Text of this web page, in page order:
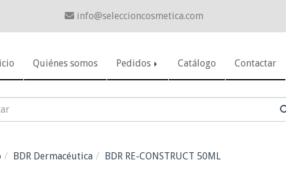
info seleccioncosmetica.com
Quiénes somos Pedidos Catálogo Contactar
BDR Dermacéutica BDR RE-CONSTRUCT 50ML